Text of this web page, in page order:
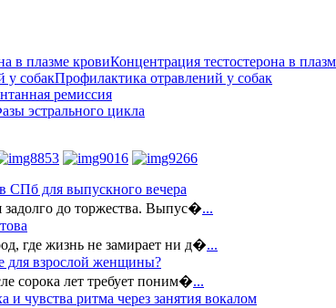
Концентрация тестостерона в
Профилактика отравлений у собак
ремиссия
эстрального цикла
СПб для выпускного вечера
до торжества. Выпус�...
где жизнь не замирает ни д�...
для взрослой женщины?
сорока лет требует поним�...
и чувства ритма через занятия вокалом